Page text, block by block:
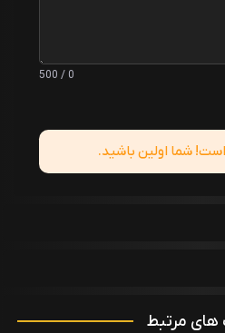
0 / 500
شما اولین باشید.
مرتبط